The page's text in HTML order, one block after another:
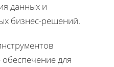
данных и
бизнес-решений.
для